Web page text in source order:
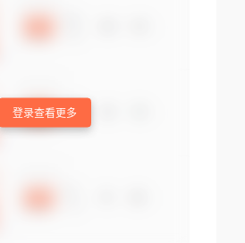
登录查看更多